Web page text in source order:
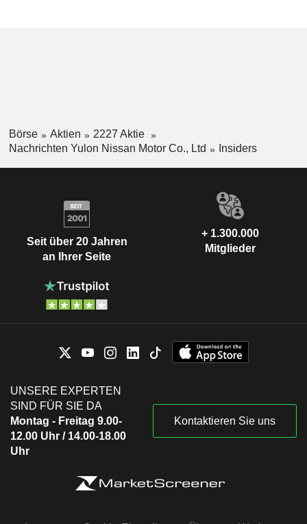
Börse Aktien
2227 Aktie
Nachrichten Yulon Nissan Motor Co., Ltd
Insiders
Seit über 20 Jahren
an Ihrer Seite
+ 1.300.000
Mitglieder
UNSERE EXPERTEN
SIND FÜR SIE DA
Montag - Freitag 9.00-
12.00 Uhr / 14.00-18.00
Uhr
Kontaktieren Sie uns